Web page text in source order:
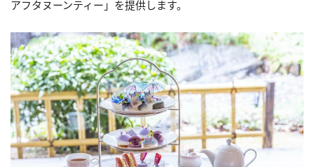
アフタヌーンティー」を提供します。